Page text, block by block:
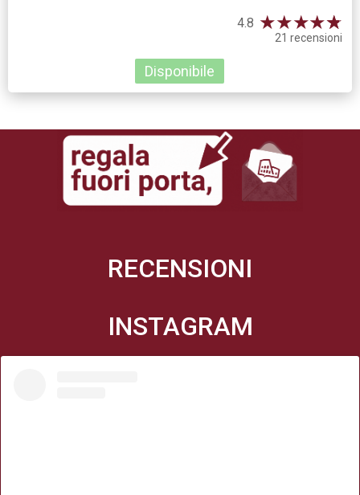
4.8 ★★★★☆
★
21 recensioni
Disponibile
RECENSIONI
INSTAGRAM